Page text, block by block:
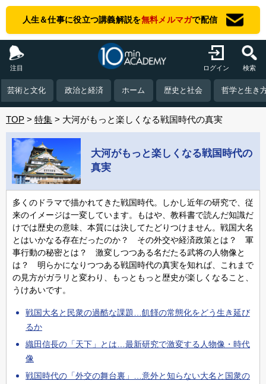
人生＆仕事に役立つ講義解説を無料メルマガで配信
注目 ログイン 検索
芸術と文化 政治と経済 ホーム 歴史と社会 哲学と生き
TOP 特集 大河がもっと楽しくなる戦国時代の真実
大河がもっと楽しくなる戦国時代の
真実
多くのドラマで描かれてきた戦国時代。しかし近年の研究で、従
来のイメージは一変しています。もはや、教科書で読んだ知識だ
けでは歴史の意味、本質には決してたどりつけません。戦国大名
とはいかなる存在だったのか？ その外交や経済政策とは？ 軍
事行動の秘密とは？ 激変しつつある名だたる武将の人物像と
は？ 明らかになりつつある戦国時代の真実を知れば、これまで
の見方がガラリと変わり、もっともっと歴史が楽しくなること、
うけあいです。
戦国大名と民衆の過酷な課題…飢饉の常態化をどう生き延び
るか
織田信長の「天下」とは…最新研究で激変する人物像・時代
像
戦国時代の「外交の舞台裏」…意外と知らない大名と国衆の